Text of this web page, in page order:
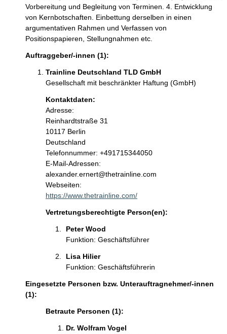
Vorbereitung und Begleitung von Terminen. 4. Entwicklung
von Kernbotschaften. Einbettung derselben in einen
argumentativen Rahmen und Verfassen von
Positionspapieren, Stellungnahmen etc.
Auftraggeber/-innen (1):
Trainline Deutschland TLD GmbH
Gesellschaft mit beschränkter Haftung (GmbH)
Kontaktdaten:
Adresse:
Reinhardtstraße 31
10117 Berlin
Deutschland
Kontaktinformationen:
Telefonnummer: +491715344050
E-Mail-Adressen:
alexander.ernert@thetrainline.com
Webseiten:
https://www.thetrainline.com/
Vertretungsberechtigte Person(en):
Peter Wood
Funktion: Geschäftsführer
Lisa Hilier
Funktion: Geschäftsführerin
Eingesetzte Personen bzw. Unterauftragnehmer/-innen
(1):
Betraute Personen (1):
Dr. Wolfram Vogel